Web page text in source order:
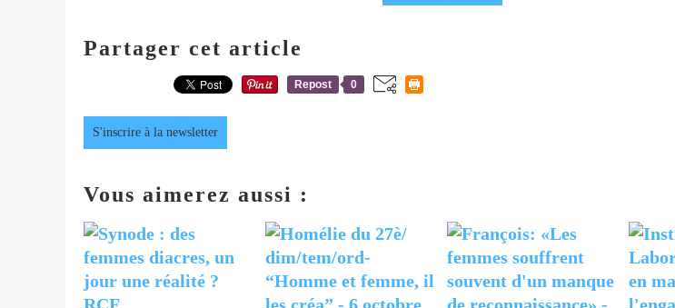
Partager cet article
Repost 0
S'inscrire à la newsletter
Vous aimerez aussi :